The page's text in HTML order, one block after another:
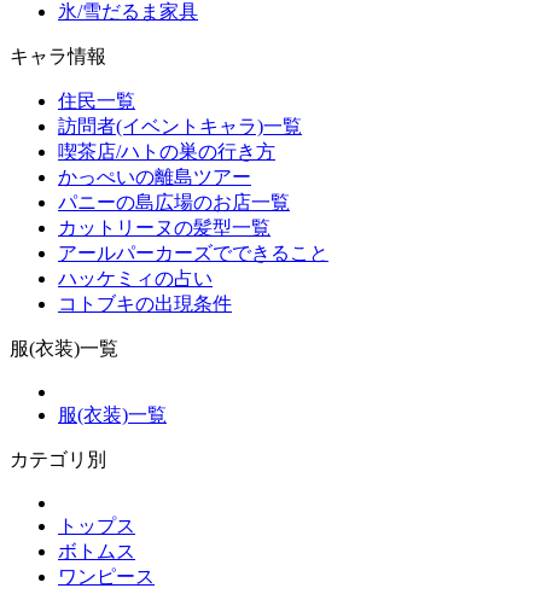
氷/雪だるま家具
キャラ情報
住民一覧
訪問者(イベントキャラ)一覧
喫茶店/ハトの巣の行き方
かっぺいの離島ツアー
パニーの島広場のお店一覧
カットリーヌの髪型一覧
アールパーカーズでできること
ハッケミィの占い
コトブキの出現条件
服(衣装)一覧
服(衣装)一覧
カテゴリ別
トップス
ボトムス
ワンピース